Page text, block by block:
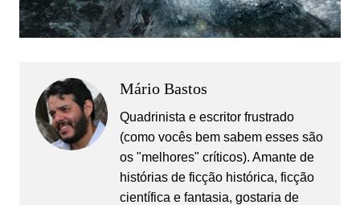
Mário Bastos
Quadrinista e escritor frustrado
(como vocês bem sabem esses são
os "melhores" críticos). Amante de
histórias de ficção histórica, ficção
científica e fantasia, gostaria de